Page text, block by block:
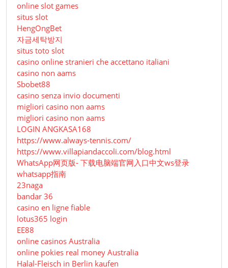
online slot games
situs slot
HengOngBet
자금세탁방지
situs toto slot
casino online stranieri che accettano italiani
casino non aams
Sbobet88
casino senza invio documenti
migliori casino non aams
migliori casino non aams
LOGIN ANGKASA168
https://www.always-tennis.com/
https://www.villapiandaccoli.com/blog.html
WhatsApp网页版- 下载电脑端官网入口中文ws登录
whatsapp指南
23naga
bandar 36
casino en ligne fiable
lotus365 login
EE88
online casinos Australia
online pokies real money Australia
Halal-Fleisch in Berlin kaufen